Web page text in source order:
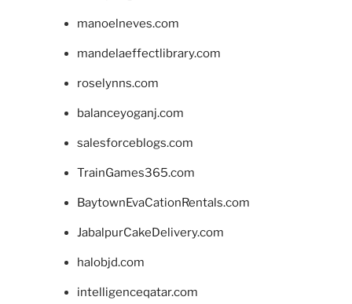
manoelneves.com
mandelaeffectlibrary.com
roselynns.com
balanceyoganj.com
salesforceblogs.com
TrainGames365.com
BaytownEvaCationRentals.com
JabalpurCakeDelivery.com
halobjd.com
intelligenceqatar.com